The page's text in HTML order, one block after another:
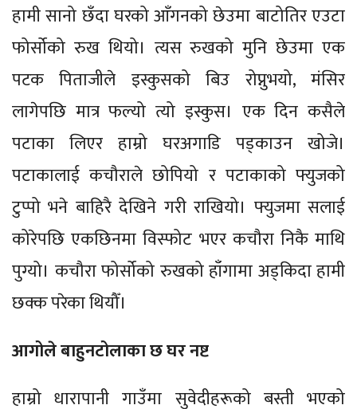
हामी सानो छँदा घरको आँगनको छेउमा बाटोतिर एउटा
फोर्सोको रुख थियो। त्यस रुखको मुनि छेउमा एक
पटक पिताजीले इस्कुसको बिउ रोप्नुभयो, मंसिर
लागेपछि मात्र फल्यो त्यो इस्कुस। एक दिन कसैले
पटाका लिएर हाम्रो घरअगाडि पड्काउन खोजे।
पटाकालाई कचौराले छोपियो र पटाकाको फ्युजको
टुप्पो भने बाहिरै देखिने गरी राखियो। फ्युजमा सलाई
कोरेपछि एकछिनमा विस्फोट भएर कचौरा निकै माथि
पुग्यो। कचौरा फोर्सोको रुखको हाँगामा अड्किदा हामी
छक्क परेका थियौँ।
आगोले बाहुनटोलाका छ घर नष्ट
हाम्रो धारापानी गाउँमा सुवेदीहरूको बस्ती भएको